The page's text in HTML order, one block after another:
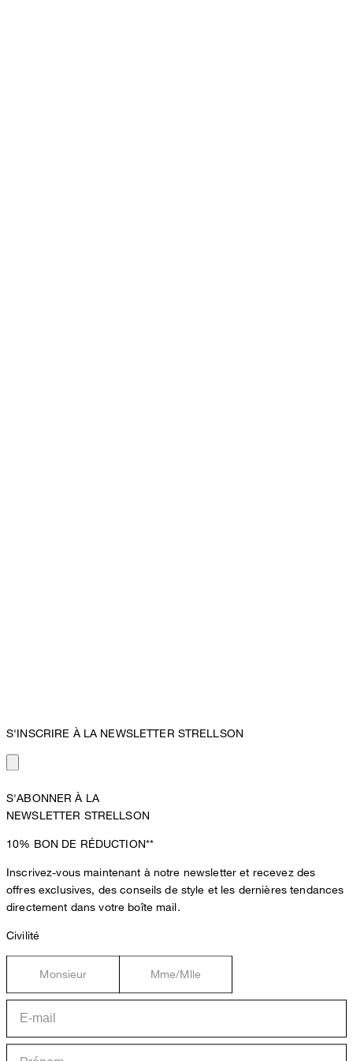
S'INSCRIRE À LA NEWSLETTER STRELLSON
S'ABONNER À LA
NEWSLETTER STRELLSON
10% BON DE RÉDUCTION**
Inscrivez-vous maintenant à notre newsletter et recevez des
offres exclusives, des conseils de style et les dernières tendances
directement dans votre boîte mail.
Civilité
Monsieur Mme/Mlle